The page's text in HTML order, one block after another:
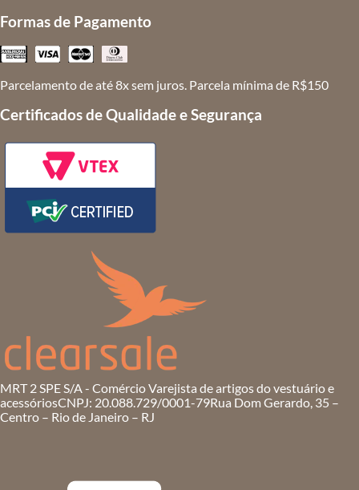
Formas de Pagamento
Parcelamento de até 8x sem juros. Parcela mínima de R$150
Certificados de Qualidade e Segurança
MRT 2 SPE S/A - Comércio Varejista de artigos do vestuário e
acessóriosCNPJ: 20.088.729/0001-79Rua Dom Gerardo, 35 –
Centro – Rio de Janeiro – RJ